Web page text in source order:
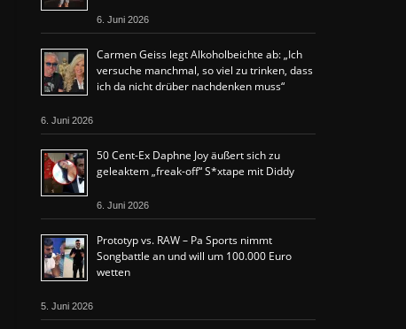
6. Juni 2026
Carmen Geiss legt Alkoholbeichte ab: „Ich
versuche manchmal, so viel zu trinken, dass
ich da nicht drüber nachdenken muss“
6. Juni 2026
50 Cent-Ex Daphne Joy äußert sich zu
geleaktem „freak-off“ S*xtape mit Diddy
6. Juni 2026
Prototyp vs. RAW – Pa Sports nimmt
Songbattle an und will um 100.000 Euro
wetten
5. Juni 2026